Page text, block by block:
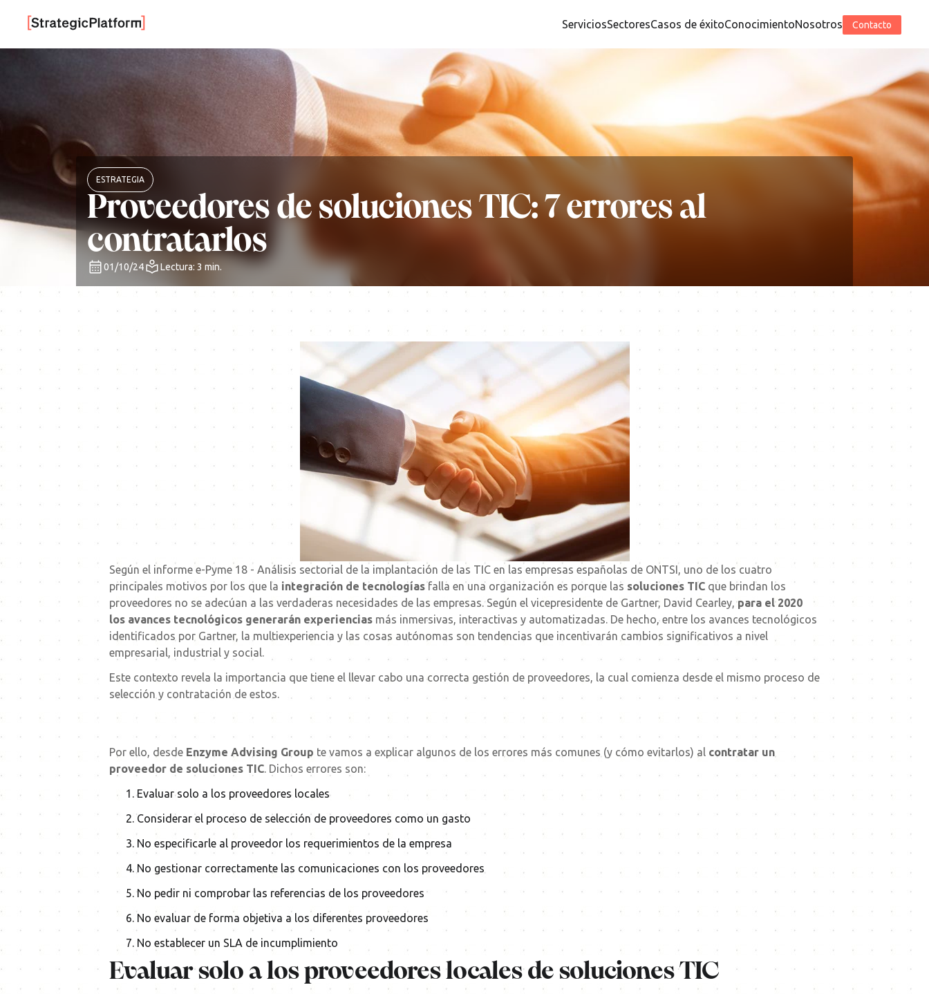
ServiciosSectoresCasos de éxitoConocimientoNosotros Contacto
ESTRATEGIA
Proveedores de soluciones TIC: 7 errores al
contratarlos
01/10/24 Lectura: 3 min.
Según el informe e-Pyme 18 - Análisis sectorial de la implantación de las TIC en las empresas españolas de ONTSI, uno de los cuatro
principales motivos por los que la integración de tecnologíasfalla en una organización es porque las soluciones TIC que brindan los
proveedores no se adecúan a las verdaderas necesidades de las empresas.Según el vicepresidente de Gartner, David Cearley,para el 2020
los avances tecnológicos generarán experiencias más inmersivas, interactivas y automatizadas. De hecho, entre los avances tecnológicos
identificados por Gartner, la multiexperiencia y las cosas autónomas son tendencias que incentivarán cambios significativos a nivel
empresarial, industrial y social.
Este contexto revela la importancia que tiene el llevar cabo una correcta gestión de proveedores, la cual comienza desde el mismo proceso de
selección y contratación de estos.
Por ello, desde Enzyme Advising Group te vamos a explicar algunos de los errores más comunes (y cómo evitarlos) al contratar un
proveedor de soluciones TIC. Dichos errores son:
Evaluar solo a los proveedores locales
Considerar el proceso de selección de proveedores como un gasto
No especificarle al proveedor los requerimientos de la empresa
No gestionar correctamente las comunicaciones con los proveedores
No pedir ni comprobar las referencias de los proveedores
No evaluar de forma objetiva a los diferentes proveedores
No establecer un SLA de incumplimiento
Evaluar solo a los proveedores locales de soluciones TIC